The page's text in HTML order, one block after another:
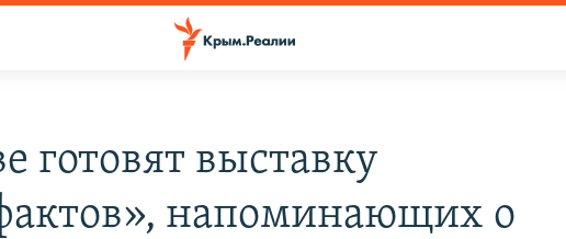
готовят выставку
напоминающих о